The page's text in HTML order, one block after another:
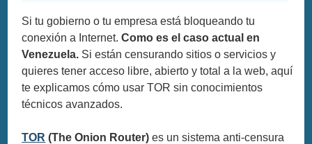
Si tu gobierno o tu empresa está bloqueando tu
conexión a Internet.Como es el caso actual en
Venezuela. Si están censurando sitios o servicios y
quieres tener acceso libre, abierto y total a la web, aquí
te explicamos cómo usar TOR sin conocimientos
técnicos avanzados.
TOR (The Onion Router) es un sistema anti-censura